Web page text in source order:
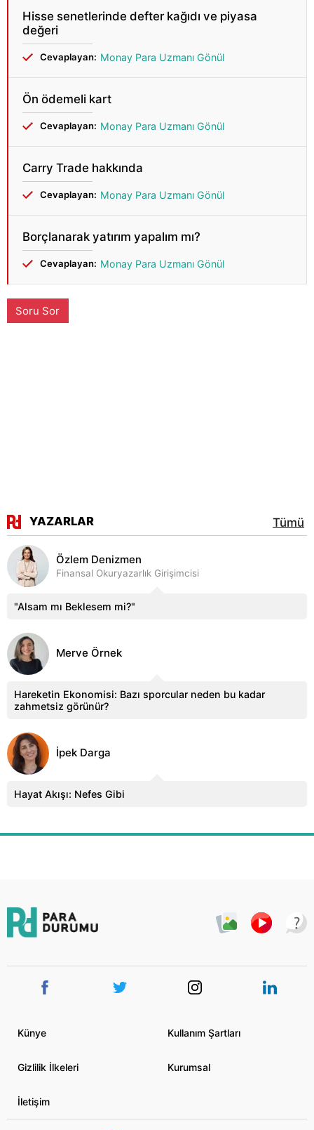
Hisse senetlerinde defter kağıdı ve piyasa
değeri
Cevaplayan: Monay Para Uzmanı Gönül
Ön ödemeli kart
Cevaplayan: Monay Para Uzmanı Gönül
Carry Trade hakkında
Cevaplayan: Monay Para Uzmanı Gönül
Borçlanarak yatırım yapalım mı?
Cevaplayan: Monay Para Uzmanı Gönül
Soru Sor
YAZARLAR Tümü
Özlem Denizmen
Finansal Okuryazarlık Girişimcisi
"Alsam mı Beklesem mi?"
Merve Örnek
Hareketin Ekonomisi: Bazı sporcular neden bu kadar
zahmetsiz görünür?
İpek Darga
Hayat Akışı: Nefes Gibi
Künye Kullanım Şartları
Gizlilik İlkeleri Kurumsal
İletişim